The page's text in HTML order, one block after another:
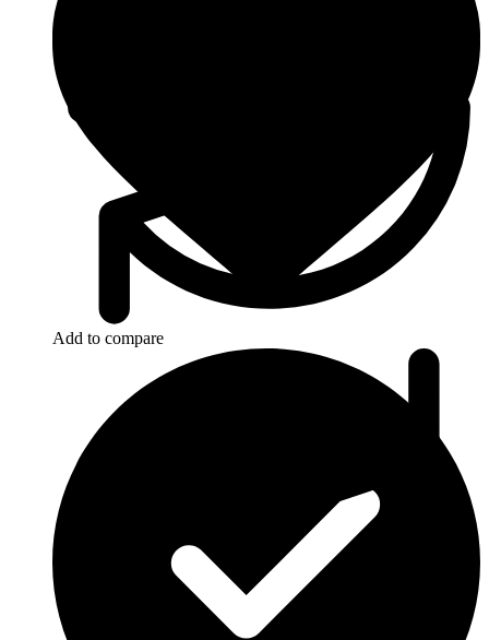
Add to compare